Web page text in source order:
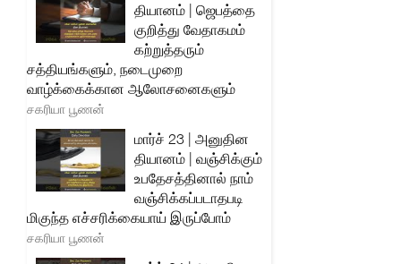
தியானம் | ஜெபத்தை
குறித்து வேதாகமம்
கற்றுத்தரும்
சத்தியங்களும், நடைமுறை
வாழ்க்கைக்கான ஆலோசனைகளும்
சகரியா பூணன்
மார்ச் 23 | அனுதின
தியானம் | வஞ்சிக்கும்
உபதேசத்தினால் நாம்
வஞ்சிக்கப்படாதபடி
மிகுந்த எச்சரிக்கையாய் இருப்போம்
சகரியா பூணன்